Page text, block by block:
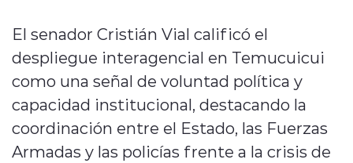
El senador Cristián Vial calificó el
despliegue interagencial en Temucuicui
como una señal de voluntad política y
capacidad institucional, destacando la
coordinación entre el Estado, las Fuerzas
Armadas y las policías frente a la crisis de